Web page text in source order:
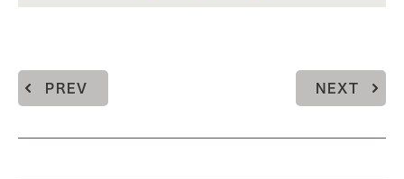
PREV NEXT